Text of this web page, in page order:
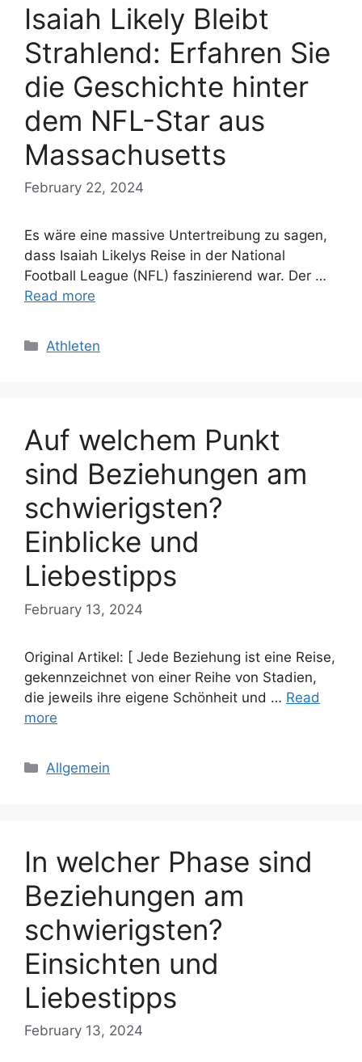
Isaiah Likely Bleibt
Strahlend: Erfahren Sie
die Geschichte hinter
dem NFL-Star aus
Massachusetts
February 22, 2024
Es wäre eine massive Untertreibung zu sagen,
dass Isaiah Likelys Reise in der National
Football League (NFL) faszinierend war. Der …
Read more
Categories
Athleten
Auf welchem Punkt
sind Beziehungen am
schwierigsten?
Einblicke und
Liebestipps
February 13, 2024
Original Artikel: [ Jede Beziehung ist eine Reise,
gekennzeichnet von einer Reihe von Stadien,
die jeweils ihre eigene Schönheit und … Read
more
Categories
Allgemein
In welcher Phase sind
Beziehungen am
schwierigsten?
Einsichten und
Liebestipps
February 13, 2024